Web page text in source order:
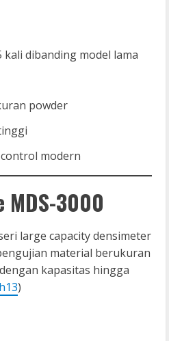
dibanding model lama
powder
modern
3000
large capacity densimeter
material berukuran
kapasitas hingga
)